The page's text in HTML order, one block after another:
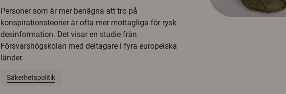
Personer som är mer benägna att tro på
konspirationsteorier är ofta mer mottagliga för rysk
desinformation. Det visar en studie från
Försvarshögskolan med deltagare i fyra europeiska
länder.
Säkerhetspolitik